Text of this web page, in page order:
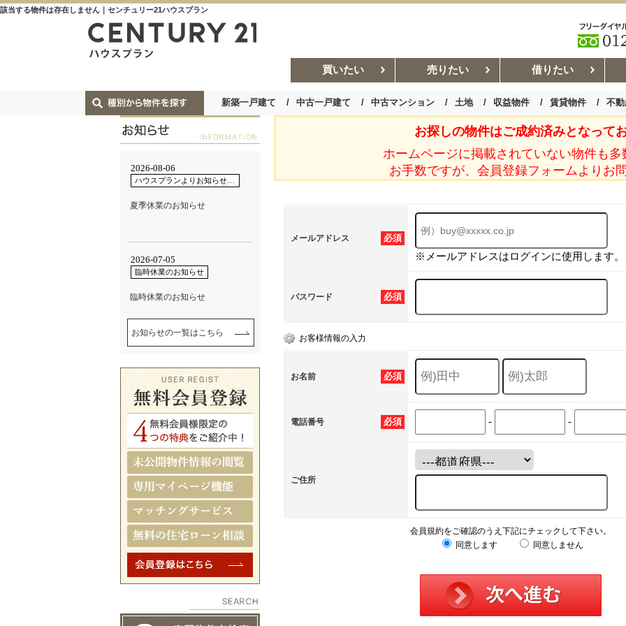
該当する物件は存在しません｜センチュリー21ハウスプラン
買いたい 売りたい 借りたい
新築一戸建て 中古一戸建て 中古マンション 土地 収益物件 賃貸物件 不
お部屋探しコラム 賃貸管理コ
お探しの物件はご成約済みとなってお
ホームページに掲載されていない物件も多
お手数ですが、会員登録フォームよりお
必須
メールアドレス
※メールアドレスはログインに使用します。
必須
パスワード
お客様情報の入力
必須
お名前
必須
電話番号 - -
ご住所
会員規約をご確認のうえ下記にチェックして下さい。
同意します
同意しません
お知らせの一覧はこちら